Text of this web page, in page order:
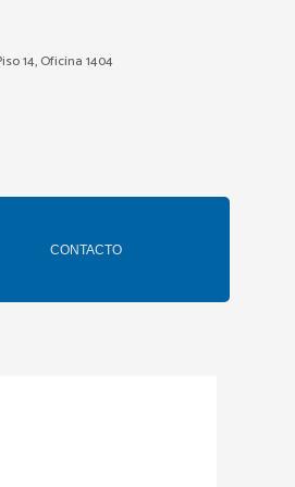
14, Oficina 1404
CONTACTO